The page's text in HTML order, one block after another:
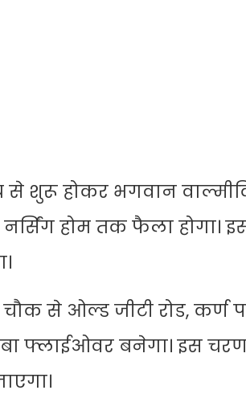
शुरू होकर भगवान
होम तक फैला होगा।
से ओल्ड जीटी रोड, कर्ण
फ्लाईओवर बनेगा। इस